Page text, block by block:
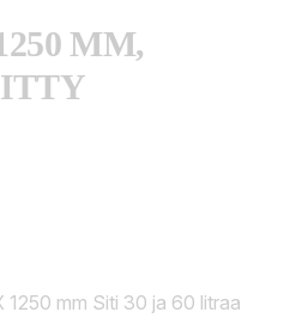
MM,
mm Siti 30 ja 60 litraa